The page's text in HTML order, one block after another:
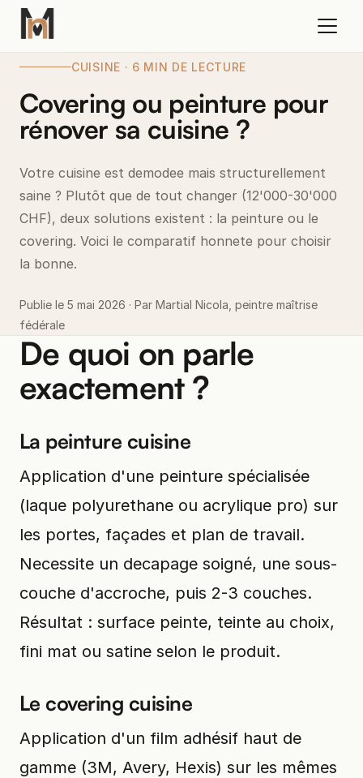
CUISINE · 6 MIN DE LECTURE
Covering ou peinture pour
rénover sa cuisine ?
Votre cuisine est demodee mais structurellement
saine ? Plutôt que de tout changer (12'000-30'000
CHF), deux solutions existent : la peinture ou le
covering. Voici le comparatif honnete pour choisir
la bonne.
Publie le 5 mai 2026 · Par Martial Nicola, peintre maîtrise
fédérale
De quoi on parle
exactement ?
La peinture cuisine
Application d'une peinture spécialisée
(laque polyurethane ou acrylique pro) sur
les portes, façades et plan de travail.
Necessite un decapage soigné, une sous-
couche d'accroche, puis 2-3 couches.
Résultat : surface peinte, teinte au choix,
fini mat ou satine selon le produit.
Le covering cuisine
Application d'un film adhésif haut de
gamme (3M, Avery, Hexis) sur les mêmes